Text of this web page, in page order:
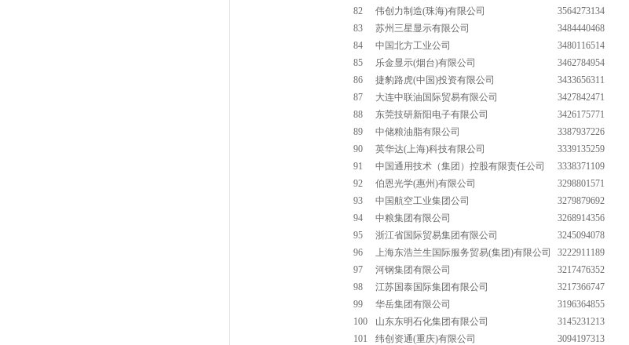
82
伟创力制造(珠海)有限公司
3564273134
83
苏州三星显示有限公司
3484440468
84
中国北方工业公司
3480116514
85
乐金显示(烟台)有限公司
3462784954
86
捷豹路虎(中国)投资有限公司
3433656311
87
大连中联油国际贸易有限公司
3427842471
88
东莞技研新阳电子有限公司
3426175771
89
中储粮油脂有限公司
3387937226
90
英华达(上海)科技有限公司
3339135259
91
中国通用技术（集团）控股有限责任公司
3338371109
92
伯恩光学(惠州)有限公司
3298801571
93
中国航空工业集团公司
3279879692
94
中粮集团有限公司
3268914356
95
浙江省国际贸易集团有限公司
3245094078
96
上海东浩兰生国际服务贸易(集团)有限公司
3222911189
97
河钢集团有限公司
3217476352
98
江苏国泰国际集团有限公司
3217366747
99
华岳集团有限公司
3196364855
100
山东东明石化集团有限公司
3145231213
101
纬创资通(重庆)有限公司
3094197313